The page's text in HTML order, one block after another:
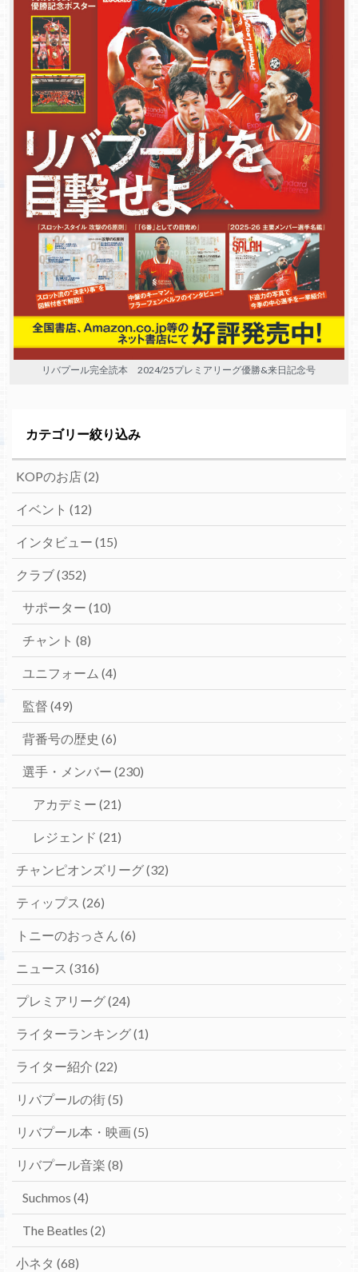
リバプール完全読本 2024/25プレミアリーグ優勝&来日記念号
カテゴリー絞り込み
KOPのお店(2)
イベント (12)
インタビュー (15)
クラブ(352)
サポーター (10)
チャント (8)
ユニフォーム (4)
監督 (49)
背番号の歴史 (6)
選手・メンバー (230)
アカデミー (21)
レジェンド (21)
チャンピオンズリーグ(32)
ティップス (26)
トニーのおっさん (6)
ニュース (316)
プレミアリーグ(24)
ライターランキング(1)
ライター紹介 (22)
リバプールの街(5)
リバプール本・映画(5)
リバプール音楽 (8)
Suchmos (4)
The Beatles (2)
小ネタ (68)